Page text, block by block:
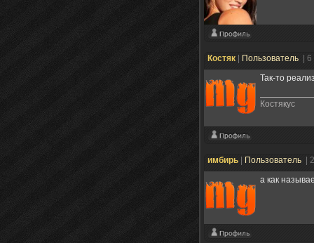
Костяк Пользователь
|
Так-то
Костякус
имбирь Пользователь
|
а как